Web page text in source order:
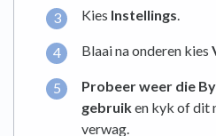
Kies Instellings.
Blaai na onderen kies
Probeer weer die
gebruiken kyk of dit
verwag.